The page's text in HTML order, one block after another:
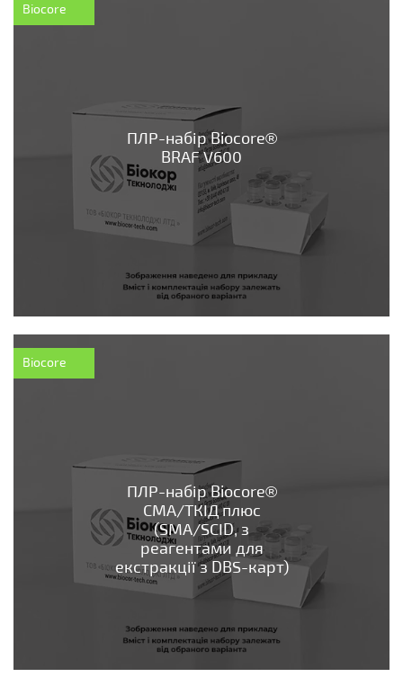
Biocore
ПЛР-набір Biocore®
BRAF V600
Biocore
ПЛР-набір Biocore®
СМА/ТКІД плюс
(SMA/SCID, з
реагентами для
екстракції з DBS-карт)